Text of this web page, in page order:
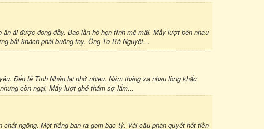
ái được đong đầy. Bao lần hò hẹn tình mê mãi. Mấy lượt bên nhau
bắt khách phải buông tay. Ông Tơ Bà Nguyệt...
Đến lễ Tình Nhân lại nhớ nhiều. Năm tháng xa nhau lòng khắc
còn ngại. Mấy lượt ghé thăm sợ lắm...
ngông. Một tiếng ban ra gom bạc tỷ. Vài câu phán quyết hốt tiền